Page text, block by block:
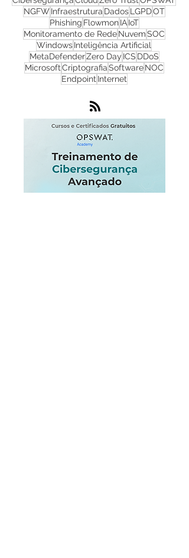
Cyber SecurityRansomwareProgress
FirewallRedesWhatsUp Gold Check Point
CibersegurançaCloudZero Trust
NGFWInfraestruturaDadosLGPDOT
PhishingFlowmonIAIoT
Monitoramento de RedeNuvemSOC
WindowsInteligência Artificial
MetaDefenderZero DayICS
EndpointInternet